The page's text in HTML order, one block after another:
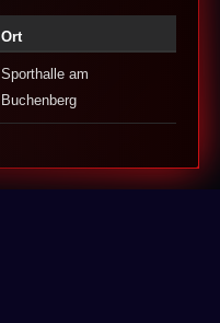
Ort
Sporthalle am
Buchenberg